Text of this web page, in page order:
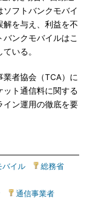
フトバンクモバイ
解を与え、利益を不
ンクモバイルはこ
いる。
者協会（TCA）に
ト通信料に関する
イン運用の徹底を要
バイル 総務省
通信事業者